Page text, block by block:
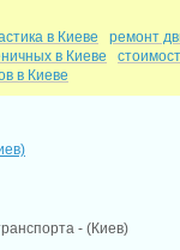
в Киеве
ремонт
в Киеве
в Киеве
- (Киев)